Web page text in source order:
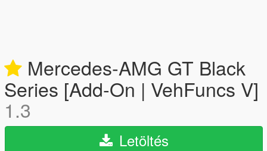
Mercedes-AMG GT Black
Series [Add-On | VehFuncs V]
1.3
Letöltés